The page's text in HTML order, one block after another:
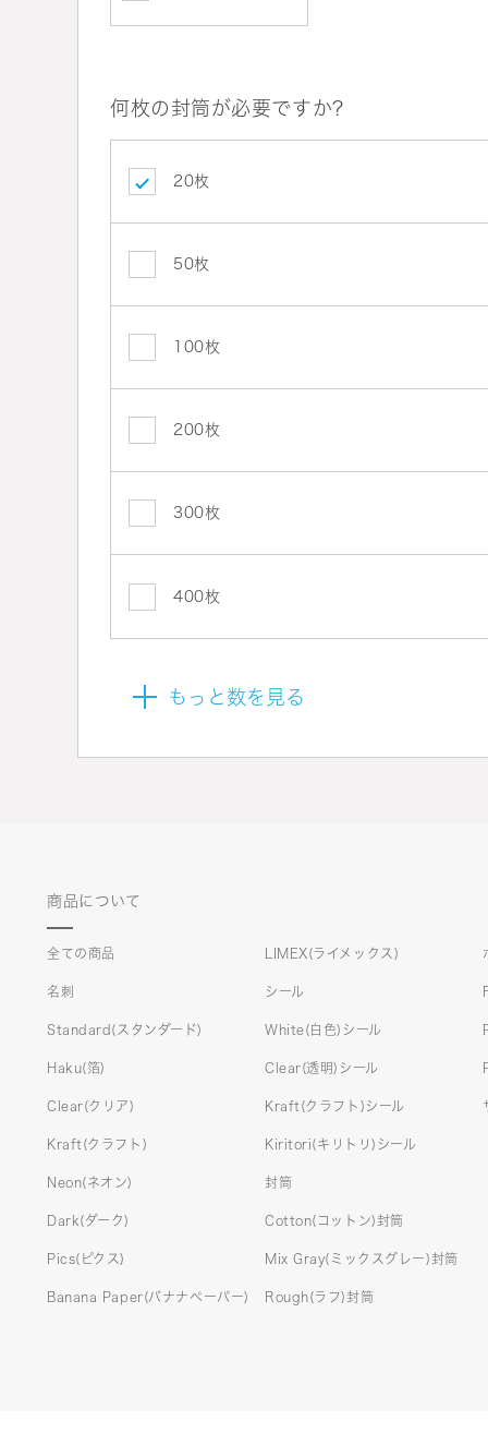
何枚の封筒が必要ですか?
20枚
50枚
100枚
200枚
300枚
400枚
もっと数を見る
商品について
全ての商品
名刺
Standard(スタンダード)
Haku(箔)
Clear(クリア)
Kraft(クラフト)
Neon(ネオン)
Dark(ダーク)
Pics(ピクス)
Banana Paper(バナナペーパー)
LIMEX(ライメックス)
シール
White(白色)シール
Clear(透明)シール
Kraft(クラフト)シール
Kiritori(キリトリ)シール
封筒
Cotton(コットン)封筒
Mix Gray(ミックスグレー)封筒
Rough(ラフ)封筒